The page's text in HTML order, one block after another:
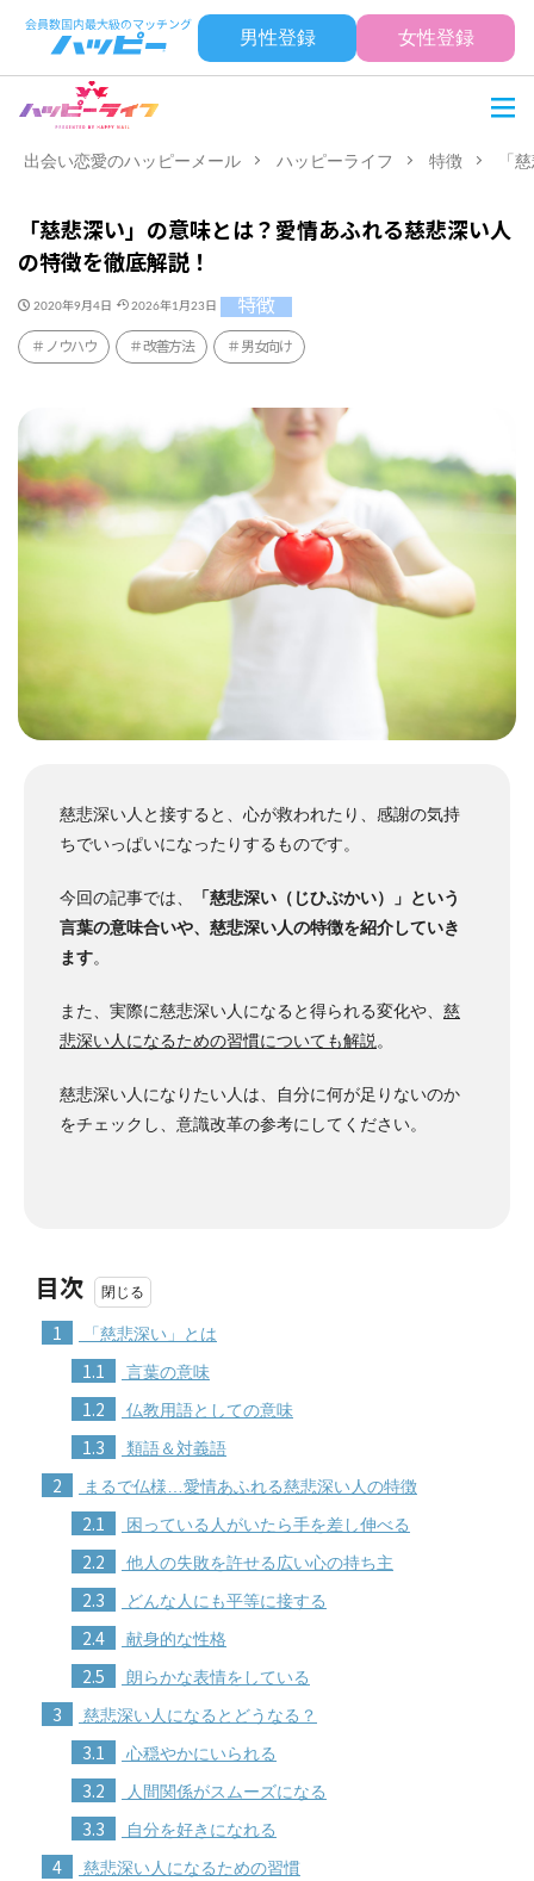
男性登録 女性登録
出会い恋愛のハッピーメール ハッピーライフ 特徴 「
「慈悲深い」の意味とは？愛情あふれる慈悲深い人
の特徴を徹底解説！
2020年9月4日 2026年1月23日 特徴
ノウハウ 改善方法 男女向け
慈悲深い人と接すると、心が救われたり、感謝の気持
ちでいっぱいになったりするものです。
今回の記事では、
「慈悲深い（じひぶかい）」という
言葉の意味合いや、慈悲深い人の特徴を紹介していき
ます。
また、実際に慈悲深い人になると得られる変化や、 慈
悲深い人になるための習慣についても解説 。
慈悲深い人になりたい人は、自分に何が足りないのか
をチェックし、意識改革の参考にしてください。
目次
1 「慈悲深い」とは
1.1 言葉の意味
1.2 仏教用語としての意味
1.3 類語＆対義語
2 まるで仏様…愛情あふれる慈悲深い人の特徴
2.1 困っている人がいたら手を差し伸べる
2.2 他人の失敗を許せる広い心の持ち主
2.3 どんな人にも平等に接する
2.4 献身的な性格
2.5 朗らかな表情をしている
3 慈悲深い人になるとどうなる？
3.1 心穏やかにいられる
3.2 人間関係がスムーズになる
3.3 自分を好きになれる
4 慈悲深い人になるための習慣